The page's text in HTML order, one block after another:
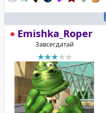
Emishka_Roper
Завсегдатай